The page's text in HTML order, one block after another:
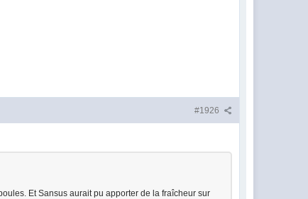
#1926
Et Sansus aurait pu apporter de la fraîcheur sur